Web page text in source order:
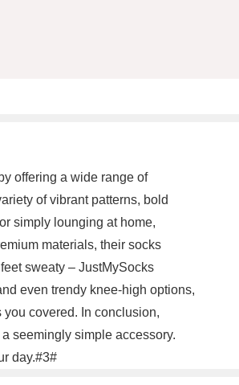
offering a wide range of
of vibrant patterns, bold
simply lounging at home,
materials, their socks
sweaty – JustMySocks
even trendy knee-high options,
covered. In conclusion,
seemingly simple accessory.
day.#3#